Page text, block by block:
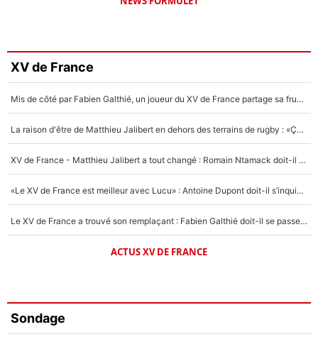
XV de France
Mis de côté par Fabien Galthié, un joueur du XV de France partage sa frustration : «ils ne me l’ont pas dit tout de suite»
La raison d'être de Matthieu Jalibert en dehors des terrains de rugby : «Ça m'atteint autant que si tu touches à un membre de ma famille»
XV de France - Matthieu Jalibert a tout changé : Romain Ntamack doit-il s’inquiéter pour sa place à un an de la Coupe du monde ?
«Le XV de France est meilleur avec Lucu» : Antoine Dupont doit-il s’inquiéter pour sa place ?
Le XV de France a trouvé son remplaçant : Fabien Galthié doit-il se passer d'Antoine Dupont ?
ACTUS XV DE FRANCE
Sondage